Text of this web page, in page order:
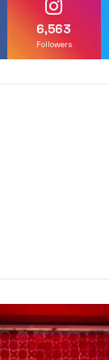
6,563
Followers